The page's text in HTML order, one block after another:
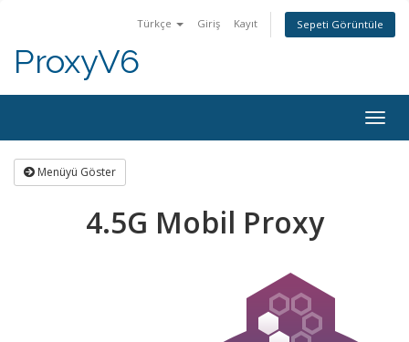
Türkçe Giriş Kayıt Sepeti Görüntüle
ProxyV6
Menüyü Göster
4.5G Mobil Proxy